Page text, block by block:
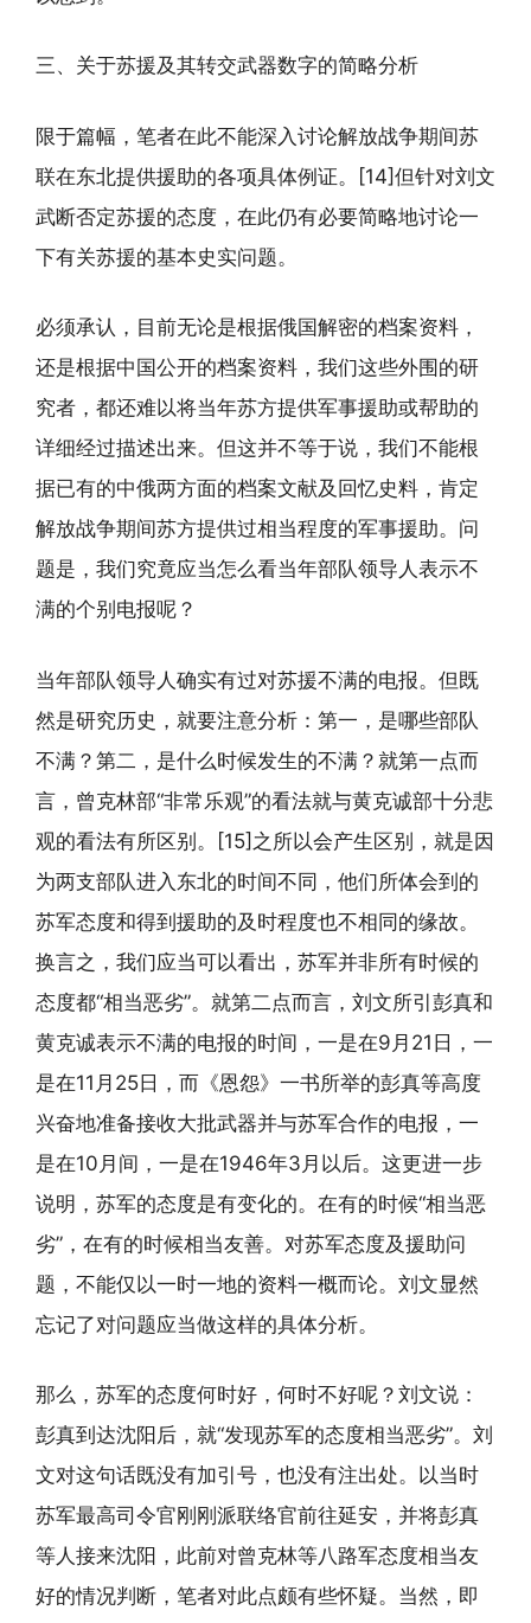
三、关于苏援及其转交武器数字的简略分析
限于篇幅，笔者在此不能深入讨论解放战争期间苏
联在东北提供援助的各项具体例证。[14]但针对刘文
武断否定苏援的态度，在此仍有必要简略地讨论一
下有关苏援的基本史实问题。
必须承认，目前无论是根据俄国解密的档案资料，
还是根据中国公开的档案资料，我们这些外围的研
究者，都还难以将当年苏方提供军事援助或帮助的
详细经过描述出来。但这并不等于说，我们不能根
据已有的中俄两方面的档案文献及回忆史料，肯定
解放战争期间苏方提供过相当程度的军事援助。问
题是，我们究竟应当怎么看当年部队领导人表示不
满的个别电报呢？
当年部队领导人确实有过对苏援不满的电报。但既
然是研究历史，就要注意分析：第一，是哪些部队
不满？第二，是什么时候发生的不满？就第一点而
言，曾克林部“非常乐观”的看法就与黄克诚部十分悲
观的看法有所区别。[15]之所以会产生区别，就是因
为两支部队进入东北的时间不同，他们所体会到的
苏军态度和得到援助的及时程度也不相同的缘故。
换言之，我们应当可以看出，苏军并非所有时候的
态度都“相当恶劣”。就第二点而言，刘文所引彭真和
黄克诚表示不满的电报的时间，一是在9月21日，一
是在11月25日，而《恩怨》一书所举的彭真等高度
兴奋地准备接收大批武器并与苏军合作的电报，一
是在10月间，一是在1946年3月以后。这更进一步
说明，苏军的态度是有变化的。在有的时候“相当恶
劣”，在有的时候相当友善。对苏军态度及援助问
题，不能仅以一时一地的资料一概而论。刘文显然
忘记了对问题应当做这样的具体分析。
那么，苏军的态度何时好，何时不好呢？刘文说：
彭真到达沈阳后，就“发现苏军的态度相当恶劣”。刘
文对这句话既没有加引号，也没有注出处。以当时
苏军最高司令官刚刚派联络官前往延安，并将彭真
等人接来沈阳，此前对曾克林等八路军态度相当友
好的情况判断，笔者对此点颇有些怀疑。当然，即